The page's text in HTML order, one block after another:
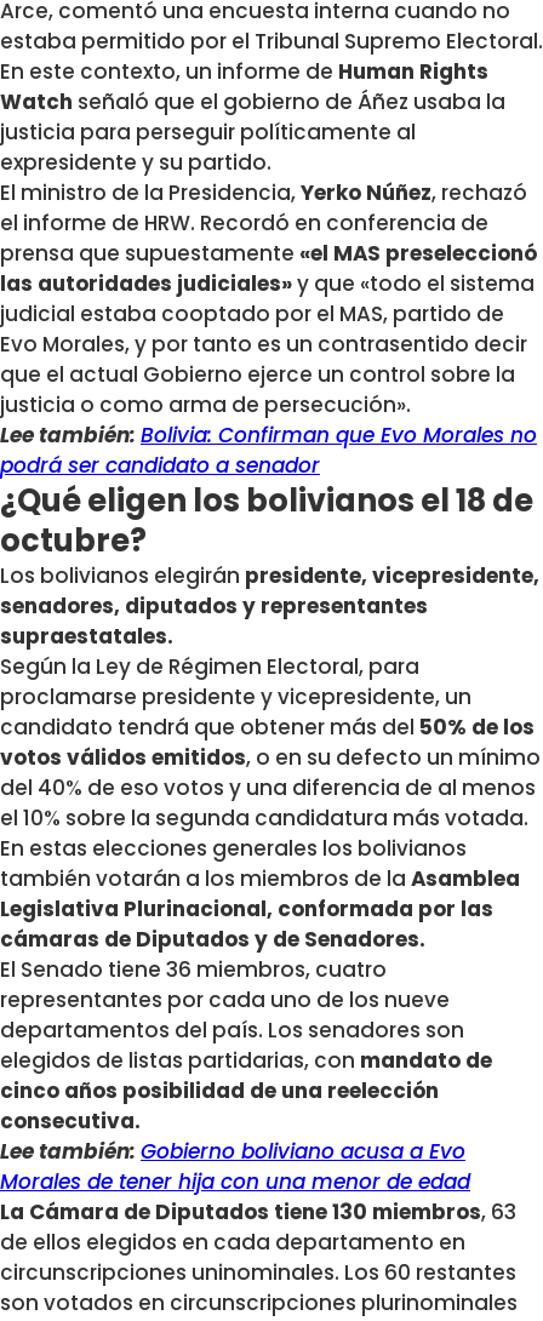
Arce, comentó una encuesta interna cuando no
estaba permitido por el Tribunal Supremo Electoral.
En este contexto, un informe de Human Rights
Watch señaló que el gobierno de Áñez usaba la
justicia para perseguir políticamente al
expresidente y su partido.
El ministro de la Presidencia,Yerko Núñez, rechazó
el informe de HRW. Recordó en conferencia de
prensa que supuestamente «el MAS preseleccionó
las autoridades judiciales»y que «todo el sistema
judicial estaba cooptado por el MAS, partido de
Evo Morales, y por tanto es un contrasentido decir
que el actual Gobierno ejerce un control sobre la
justicia o como arma de persecución».
Lee también: Bolivia: Confirman que Evo Morales no
podrá ser candidato a senador
¿Qué eligen los bolivianos el 18 de
octubre?
Los bolivianos elegirán presidente, vicepresidente,
senadores, diputados y representantes
supraestatales.
Según la Ley de Régimen Electoral, para
proclamarse presidente y vicepresidente, un
candidato tendrá que obtener más del 50% de los
votos válidos emitidos, o en su defecto un mínimo
del 40% de eso votos y una diferencia de al menos
el 10% sobre la segunda candidatura más votada.
En estas elecciones generales los bolivianos
también votarán a los miembros de la Asamblea
Legislativa Plurinacional, conformada por las
cámaras de Diputados y de Senadores.
El Senado tiene 36 miembros, cuatro
representantes por cada uno de los nueve
departamentos del país. Los senadores son
elegidos de listas partidarias, con mandato de
cinco años posibilidad de una reelección
consecutiva.
Lee también: Gobierno boliviano acusa a Evo
Morales de tener hija con una menor de edad
La Cámara de Diputados tiene 130 miembros, 63
de ellos elegidos en cada departamento en
circunscripciones uninominales. Los 60 restantes
son votados en circunscripciones plurinominales